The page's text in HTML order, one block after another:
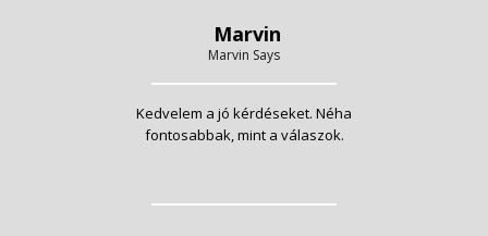
Marvin
Marvin Says
Kedvelem a jó kérdéseket. Néha
fontosabbak, mint a válaszok.